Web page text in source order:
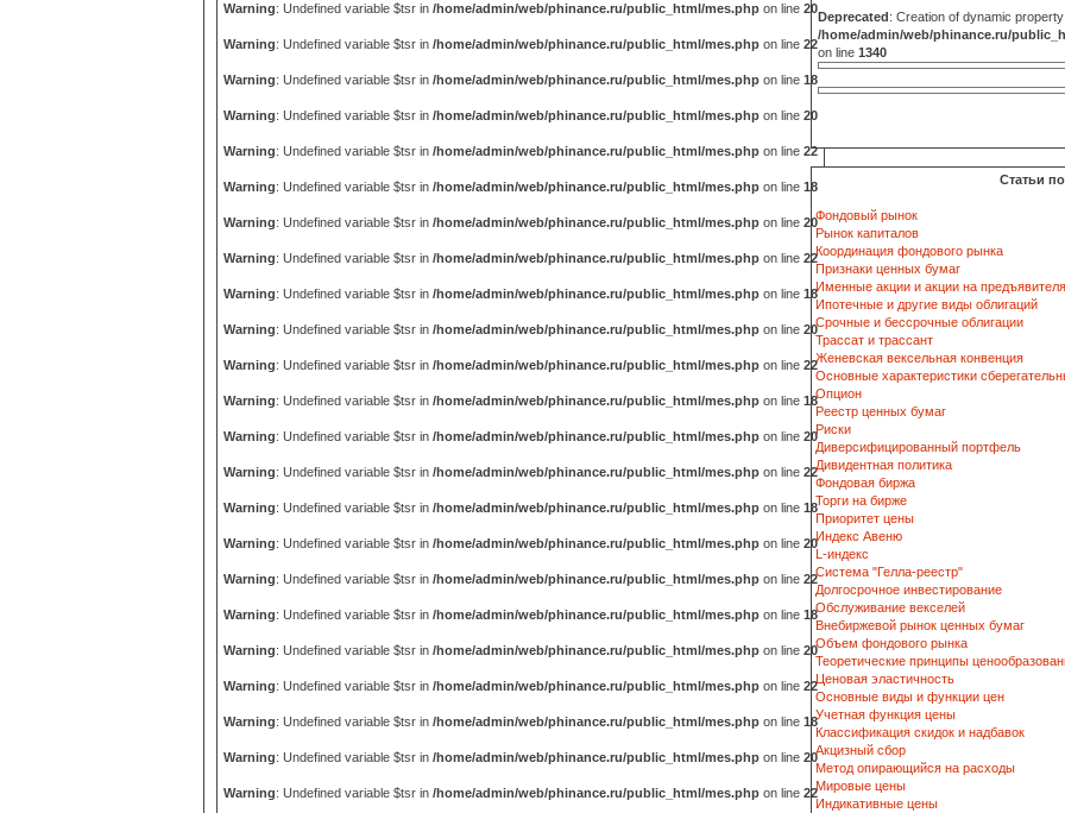
Warning: Undefined variable $tsr in /home/admin/web/phinance.ru/public_html/mes.php on line 20
Warning: Undefined variable $tsr in /home/admin/web/phinance.ru/public_html/mes.php on line 22
Warning: Undefined variable $tsr in /home/admin/web/phinance.ru/public_html/mes.php on line 18
Warning: Undefined variable $tsr in /home/admin/web/phinance.ru/public_html/mes.php on line 20
Warning: Undefined variable $tsr in /home/admin/web/phinance.ru/public_html/mes.php on line 22
Warning: Undefined variable $tsr in /home/admin/web/phinance.ru/public_html/mes.php on line 18
Warning: Undefined variable $tsr in /home/admin/web/phinance.ru/public_html/mes.php on line 20
Warning: Undefined variable $tsr in /home/admin/web/phinance.ru/public_html/mes.php on line 22
Warning: Undefined variable $tsr in /home/admin/web/phinance.ru/public_html/mes.php on line 18
Warning: Undefined variable $tsr in /home/admin/web/phinance.ru/public_html/mes.php on line 20
Warning: Undefined variable $tsr in /home/admin/web/phinance.ru/public_html/mes.php on line 22
Warning: Undefined variable $tsr in /home/admin/web/phinance.ru/public_html/mes.php on line 18
Warning: Undefined variable $tsr in /home/admin/web/phinance.ru/public_html/mes.php on line 20
Warning: Undefined variable $tsr in /home/admin/web/phinance.ru/public_html/mes.php on line 22
Warning: Undefined variable $tsr in /home/admin/web/phinance.ru/public_html/mes.php on line 18
Warning: Undefined variable $tsr in /home/admin/web/phinance.ru/public_html/mes.php on line 20
Warning: Undefined variable $tsr in /home/admin/web/phinance.ru/public_html/mes.php on line 22
Warning: Undefined variable $tsr in /home/admin/web/phinance.ru/public_html/mes.php on line 18
Warning: Undefined variable $tsr in /home/admin/web/phinance.ru/public_html/mes.php on line 20
Warning: Undefined variable $tsr in /home/admin/web/phinance.ru/public_html/mes.php on line 22
Warning: Undefined variable $tsr in /home/admin/web/phinance.ru/public_html/mes.php on line 18
Warning: Undefined variable $tsr in /home/admin/web/phinance.ru/public_html/mes.php on line 20
Warning: Undefined variable $tsr in /home/admin/web/phinance.ru/public_html/mes.php on line 22
Deprecated: Creation of dynamic
/home/admin/web/phinance.ru/
on line 1340
Статьи
Фондовый рынок
Рынок капиталов
Координация фондового рынка
Признаки ценных бумаг
Именные акции и акции на предъявителя
Ипотечные и другие виды облигаций
Срочные и бессрочные облигации
Трассат и трассант
Женевская вексельная конвенция
Основные характеристики
Опцион
Реестр ценных бумаг
Риски
Диверсифицированный портфель
Дивидентная политика
Фондовая биржа
Торги на бирже
Приоритет цены
Индекс Авеню
L-индекс
Система "Гелла-реестр"
Долгосрочное инвестирование
Обслуживание векселей
Внебиржевой рынок ценных бумаг
Объем фондового рынка
Теоретические принципы
Ценовая эластичность
Основные виды и функции цен
Учетная функция цены
Классификация скидок и надбавок
Акцизный сбор
Метод опирающийся на расходы
Мировые цены
Индикативные цены